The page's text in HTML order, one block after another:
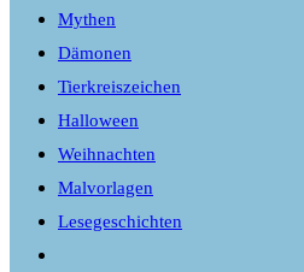
Mythen
Dämonen
Tierkreiszeichen
Halloween
Weihnachten
Malvorlagen
Lesegeschichten